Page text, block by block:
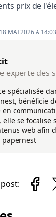
prix de
18 MAI 2026 À 14:03
experte des
spécialisée
bénéficie
en
elle se focalise
web afin